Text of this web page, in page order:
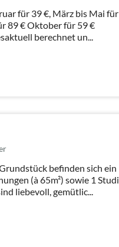
für 39 €, März bis Mai für
89 € Oktober für 59 €
berechnet un...
sowie 1 Studio
liebevoll, gemütlic...